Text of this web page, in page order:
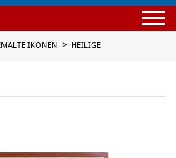
IKONEN HEILIGE